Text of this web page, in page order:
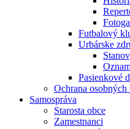
Futbalový
Urbárske
Pasienkové
Ochrana
Samospráva
Starosta obce
Zamestnanci